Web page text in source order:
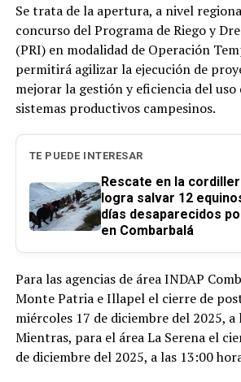
Se trata de la apertura, a nivel
concurso del Programa de Riego y
(PRI) en modalidad de Operación
permitirá agilizar la ejecución de
mejorar la gestión y eficiencia del uso
sistemas productivos campesinos.
TE PUEDE INTERESAR
Rescate en la
logra salvar 12
días desaparecidos
en Combarbalá
Para las agencias de área INDAP
Monte Patria e Illapel el cierre de
miércoles 17 de diciembre del 2025, a
Mientras, para el área La Serena el
de diciembre del 2025, a las 13:00